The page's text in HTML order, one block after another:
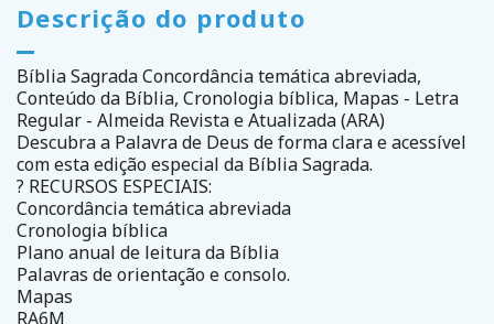
Descrição do produto
Bíblia Sagrada Concordância temática abreviada,
Conteúdo da Bíblia, Cronologia bíblica, Mapas - Letra
Regular - Almeida Revista e Atualizada (ARA)
Descubra a Palavra de Deus de forma clara e acessível
com esta edição especial da Bíblia Sagrada.
? RECURSOS ESPECIAIS:
Concordância temática abreviada
Cronologia bíblica
Plano anual de leitura da Bíblia
Palavras de orientação e consolo.
Mapas
RA6M